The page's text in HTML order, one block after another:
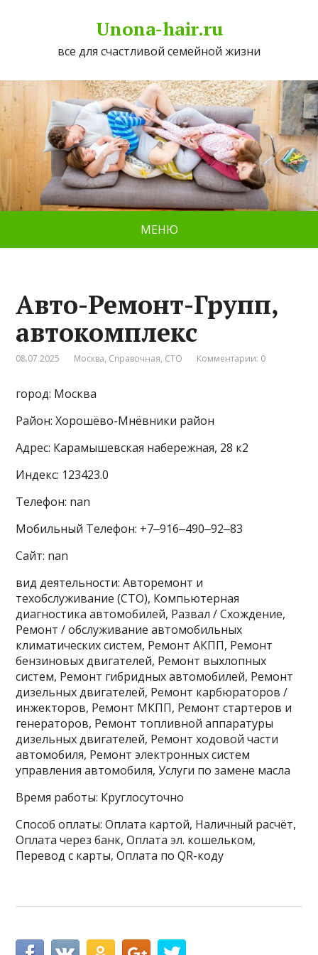
Unona-hair.ru
все для счастливой семейной жизни
МЕНЮ
Авто-Ремонт-Групп,
автокомплекс
08.07.2025 Москва, Справочная, СТО Комментарии: 0
город: Москва
Район: Хорошёво-Мнёвники район
Адрес: Карамышевская набережная, 28 к2
Индекс: 123423.0
Телефон: nan
Мобильный Телефон: +7‒916‒490‒92‒83
Сайт: nan
вид деятельности: Авторемонт и
техобслуживание (СТО), Компьютерная
диагностика автомобилей, Развал / Схождение,
Ремонт / обслуживание автомобильных
климатических систем, Ремонт АКПП, Ремонт
бензиновых двигателей, Ремонт выхлопных
систем, Ремонт гибридных автомобилей, Ремонт
дизельных двигателей, Ремонт карбюраторов /
инжекторов, Ремонт МКПП, Ремонт стартеров и
генераторов, Ремонт топливной аппаратуры
дизельных двигателей, Ремонт ходовой части
автомобиля, Ремонт электронных систем
управления автомобиля, Услуги по замене масла
Время работы: Круглосуточно
Способ оплаты: Оплата картой, Наличный расчёт,
Оплата через банк, Оплата эл. кошельком,
Перевод с карты, Оплата по QR-коду